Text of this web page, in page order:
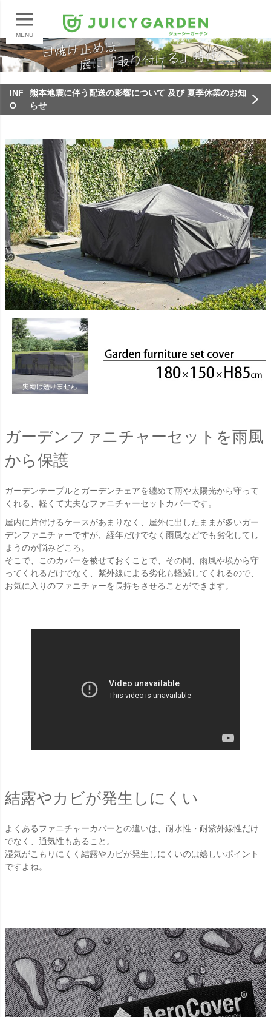
MENU
INF
O
熊本地震に伴う配送の影響について 及び 夏季休業のお知
らせ
ガーデンファニチャーセットを雨風
から保護
ガーデンテーブルとガーデンチェアを纏めて雨や太陽光から守って
くれる、軽くて丈夫なファニチャーセットカバーです。
屋内に片付けるケースがあまりなく、屋外に出したままが多いガー
デンファニチャーですが、経年だけでなく雨風などでも劣化してし
まうのが悩みどころ。
そこで、このカバーを被せておくことで、その間、雨風や埃から守
ってくれるだけでなく、紫外線による劣化も軽減してくれるので、
お気に入りのファニチャーを長持ちさせることができます。
結露やカビが発生しにくい
よくあるファニチャーカバーとの違いは、耐水性・耐紫外線性だけ
でなく、通気性もあること。
湿気がこもりにくく結露やカビが発生しにくいのは嬉しいポイント
ですよね。